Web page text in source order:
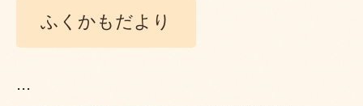
ふくかもだより
...